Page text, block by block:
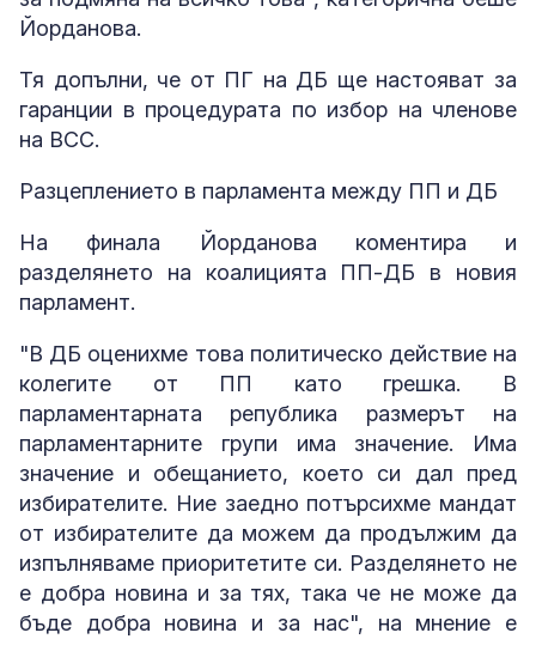
Йорданова.
Тя допълни, че от ПГ на ДБ ще настояват за
гаранции в процедурата по избор на членове
на ВСС.
Разцеплението в парламента между ПП и ДБ
На финала Йорданова коментира и
разделянето на коалицията ПП-ДБ в новия
парламент.
"В ДБ оценихме това политическо действие на
колегите от ПП като грешка. В
парламентарната република размерът на
парламентарните групи има значение. Има
значение и обещанието, което си дал пред
избирателите. Ние заедно потърсихме мандат
от избирателите да можем да продължим да
изпълняваме приоритетите си. Разделянето не
е добра новина и за тях, така че не може да
бъде добра новина и за нас", на мнение е